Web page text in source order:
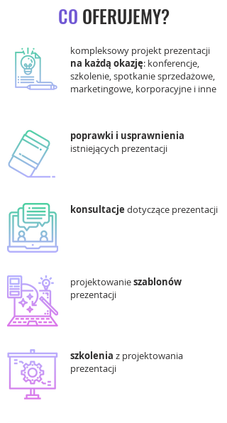
CO OFERUJEMY?
kompleksowy projekt prezentacji
na każdą okazję: konferencje,
szkolenie, spotkanie sprzedażowe,
marketingowe, korporacyjne i inne​
poprawki i usprawnienia
istniejących prezentacji
konsultacje dotyczące prezentacji​​
projektowanieszablonów
prezentacji ​
szkolenia z projektowania
prezentacji